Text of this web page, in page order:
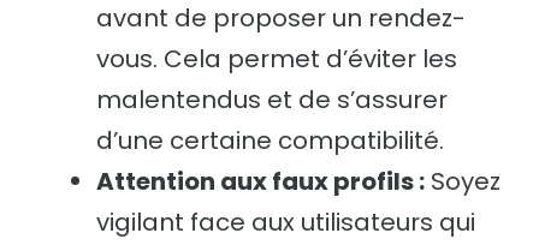
avant de proposer un rendez-
vous. Cela permet d’éviter les
malentendus et de s’assurer
d’une certaine compatibilité.
Attention aux faux profils : Soyez
vigilant face aux utilisateurs qui